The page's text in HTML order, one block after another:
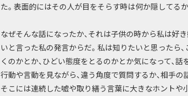
た。表面的にはその人が目をそらす時は何か隠してる
なぜそんな話になったか、それは子供の時から私は好
いと言った私の発言からだ。私は知りたいと思ったら
くのかとか、ひどい態度をとるのかとか気になって、
行動や言動を見ながら、違う角度で質問するか、相手の
そこには連続した嘘や取り繕う言葉に大きなホントや